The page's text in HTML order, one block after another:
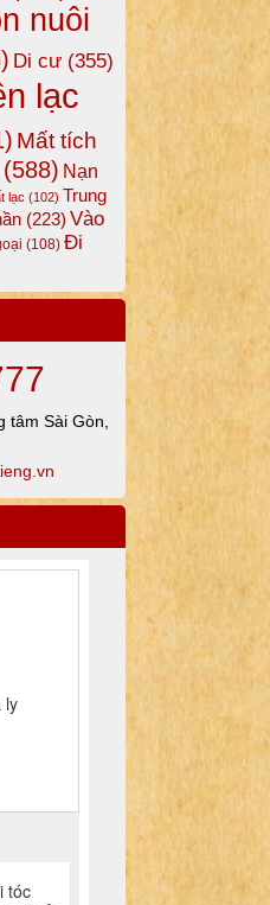
nuôi
Di cư (355)
lạc
Mất tích
(588) Nạn
lạc (102) Trung
(223) Vào
(108) Đi
tâm Sài Gòn,